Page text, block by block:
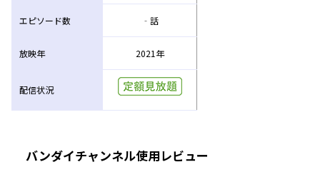
エピソード数 ‐話
放映年 2021年
配信状況
バンダイチャンネル使用レビュー